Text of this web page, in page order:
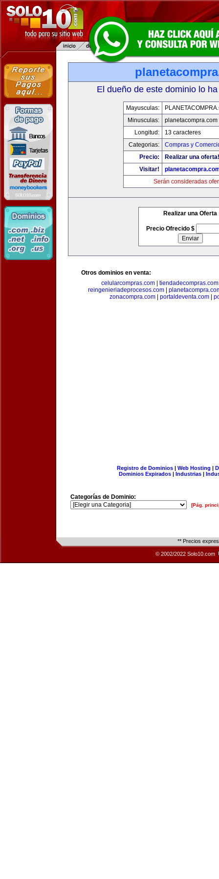
El dueño de este dominio lo
Mayusculas:
Minusculas:
planetacompra.com
Longitud:
13 caracteres
Categorias:
Compras y
Precio:
Realizar una oferta!
Visitar!
Serán consideradas
Realizar una Oferta
Precio Ofrecido $
Otros dominios en venta:
celularcompras.com| tiendadecompras.com
reingenieriadeprocesos.com|
zonacompra.com| portaldeventa.com|
Registro de Dominios| Web Hosting |
Dominios Expirados | Industrias |
Categorías de Dominio:
[Pág.
** Precios
© 2002/2022 Solo10.com